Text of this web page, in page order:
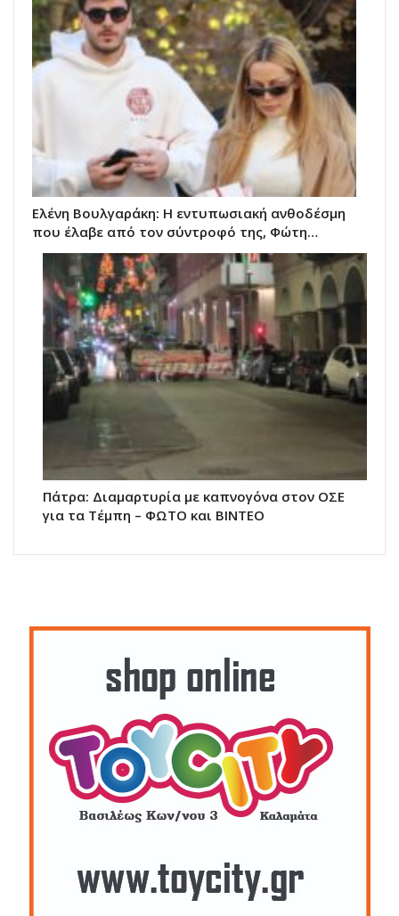
Ελένη Βουλγαράκη: Η εντυπωσιακή ανθοδέσμη
που έλαβε από τον σύντροφό της, Φώτη…
Πάτρα: Διαμαρτυρία με καπνογόνα στον ΟΣΕ
για τα Τέμπη – ΦΩΤΟ και ΒΙΝΤΕΟ